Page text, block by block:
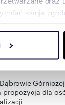
swoją
z innymi
propozycja dla